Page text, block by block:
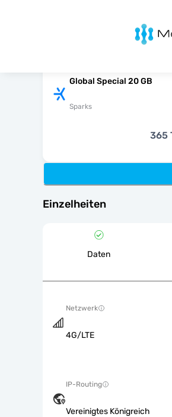
MobiMatter
Global Special 20 GB
Sparks
365
Einzelheiten
Daten
Netzwerk
4G/LTE
IP-Routing
Vereinigtes Königreich